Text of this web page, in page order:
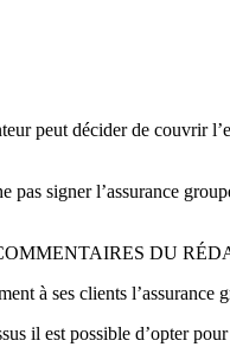
peut décider de couvrir
pas signer l’assurance
DU
à ses clients
il est possible d’opter